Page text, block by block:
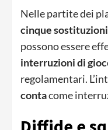
Nelle partite dei
cinque sostituzioni
possono essere
interruzioni di
regolamentari.
contacome